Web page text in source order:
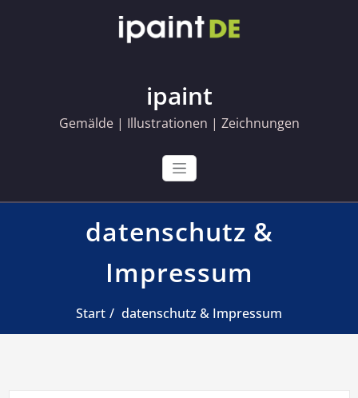
ipaint
Gemälde | Illustrationen | Zeichnungen
datenschutz &
Impressum
Start datenschutz & Impressum